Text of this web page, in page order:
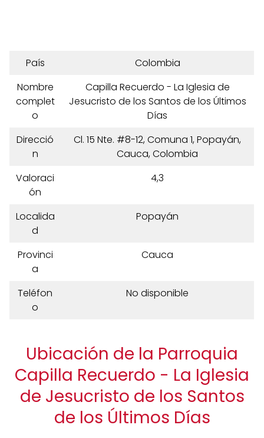
País
Colombia
Nombre
complet
o
Capilla Recuerdo - La Iglesia de
Jesucristo de los Santos de los Últimos
Días
Direcció
n
Cl. 15 Nte. #8-12, Comuna 1, Popayán,
Cauca, Colombia
Valoraci
ón
4,3
Localida
d
Popayán
Provinci
a
Cauca
Teléfon
o
No disponible
Ubicación de la Parroquia
Capilla Recuerdo - La Iglesia
de Jesucristo de los Santos
de los Últimos Días